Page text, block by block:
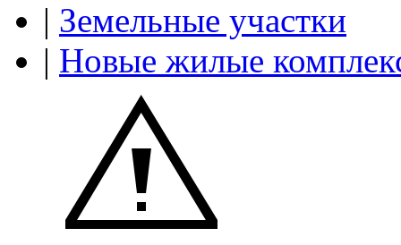
| Земельные участки
| Новые жилые